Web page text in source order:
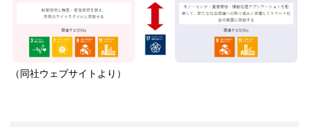
（同社ウェブサイトより）